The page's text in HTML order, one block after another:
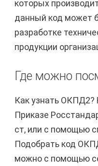
которых
данный код может
разработке
продукции
Где можно
Как узнать ОКПД2?
Приказе
ст, или с помощью
Подобрать код
можно с помощью